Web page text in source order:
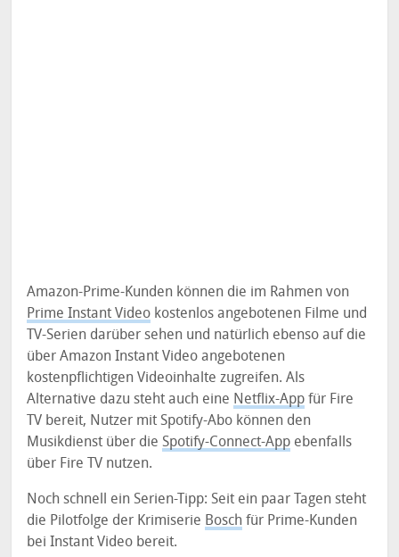
Amazon-Prime-Kunden können die im Rahmen von
Prime Instant Video kostenlos angebotenen Filme und
TV-Serien darüber sehen und natürlich ebenso auf die
über Amazon Instant Video angebotenen
kostenpflichtigen Videoinhalte zugreifen. Als
Alternative dazu steht auch eine Netflix-App für Fire
TV bereit, Nutzer mit Spotify-Abo können den
Musikdienst über die Spotify-Connect-App ebenfalls
über Fire TV nutzen.
Noch schnell ein Serien-Tipp: Seit ein paar Tagen steht
die Pilotfolge der Krimiserie Bosch für Prime-Kunden
bei Instant Video bereit.